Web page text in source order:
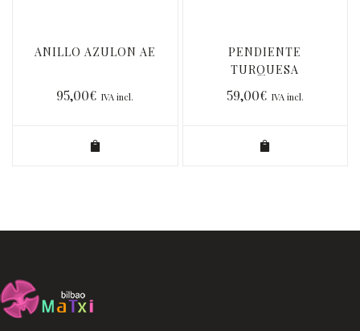
ANILLO AZULON AE
95,00€ IVA incl.
PENDIENTE
TURQUESA
MEDIANO
59,00€ IVA incl.